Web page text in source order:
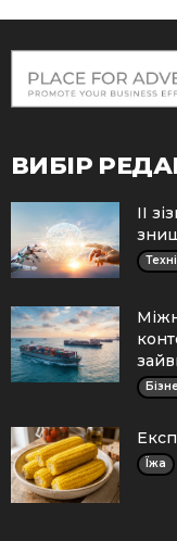
ВИБІР
ІІ
Їжа